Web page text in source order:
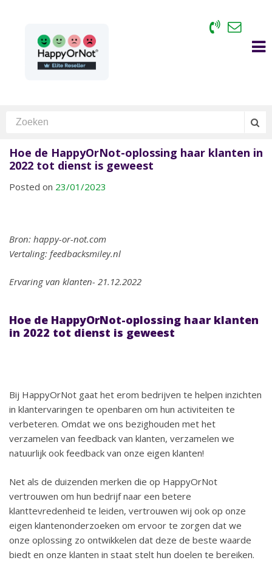
Hoe de HappyOrNot-oplossing haar klanten in
2022 tot dienst is geweest
Posted on 23/01/2023
Bron: happy-or-not.com
Vertaling: feedbacksmiley.nl
Ervaring van klanten- 21.12.2022
Hoe de HappyOrNot-oplossing haar klanten
in 2022 tot dienst is geweest
Bij HappyOrNot gaat het erom bedrijven te helpen inzichten
in klantervaringen te openbaren om hun activiteiten te
verbeteren. Omdat we ons bezighouden met het
verzamelen van feedback van klanten, verzamelen we
natuurlijk ook feedback van onze eigen klanten!
Net als de duizenden merken die op HappyOrNot
vertrouwen om hun bedrijf naar een betere
klanttevredenheid te leiden, vertrouwen wij ook op onze
eigen klantenonderzoeken om ervoor te zorgen dat we
onze oplossing zo ontwikkelen dat deze de beste waarde
biedt en onze klanten in staat stelt hun doelen te bereiken.